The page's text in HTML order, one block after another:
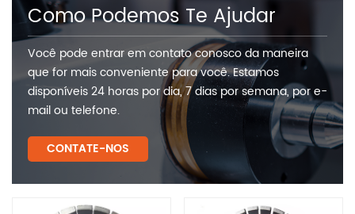
Como Podemos Te Ajudar
Você pode entrar em contato conosco da maneira
que for mais conveniente para você. Estamos
disponíveis 24 horas por dia, 7 dias por semana, por e-
mail ou telefone.
CONTATE-NOS